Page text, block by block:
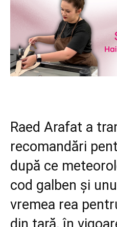
Raed Arafat a
recomandări
după ce
cod galben și
vremea rea